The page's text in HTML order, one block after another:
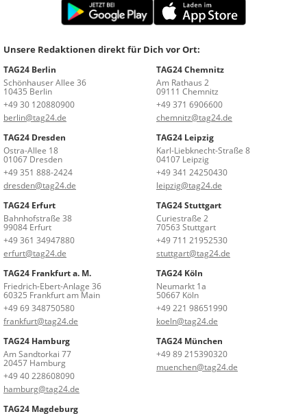
Unsere Redaktionen direkt für Dich vor Ort:
TAG24 Berlin
Schönhauser Allee 36
10435 Berlin
+49 30 120880900
berlin@tag24.de
TAG24 Chemnitz
Am Rathaus 2
09111 Chemnitz
+49 371 6906600
chemnitz@tag24.de
TAG24 Dresden
Ostra-Allee 18
01067 Dresden
+49 351 888-2424
dresden@tag24.de
TAG24 Leipzig
Karl-Liebknecht-Straße 8
04107 Leipzig
+49 341 24250430
leipzig@tag24.de
TAG24 Erfurt
Bahnhofstraße 38
99084 Erfurt
+49 361 34947880
erfurt@tag24.de
TAG24 Stuttgart
Curiestraße 2
70563 Stuttgart
+49 711 21952530
stuttgart@tag24.de
TAG24 Frankfurt a. M.
Friedrich-Ebert-Anlage 36
60325 Frankfurt am Main
+49 69 348750580
frankfurt@tag24.de
TAG24 Köln
Neumarkt 1a
50667 Köln
+49 221 98651990
koeln@tag24.de
TAG24 Hamburg
Am Sandtorkai 77
20457 Hamburg
+49 40 228608090
hamburg@tag24.de
TAG24 München
+49 89 215390320
muenchen@tag24.de
TAG24 Magdeburg